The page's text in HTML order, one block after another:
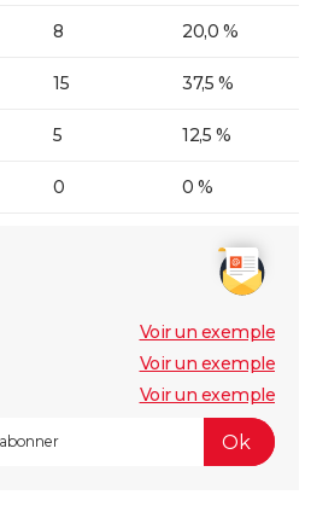
8 20,0 %
15 37,5 %
5 12,5 %
0 0 %
Voir un exemple
Voir un exemple
Voir un exemple